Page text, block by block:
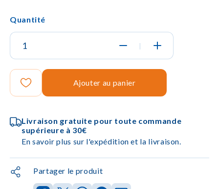
Quantité
|
Ajouter au panier
Livraison gratuite pour toute commande
supérieure à 30€
En savoir plus sur l'expédition et la livraison.
Partager le produit